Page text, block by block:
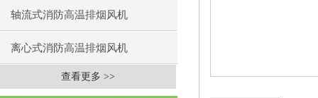
轴流式消防高温排烟风机
离心式消防高温排烟风机
查看更多 >>